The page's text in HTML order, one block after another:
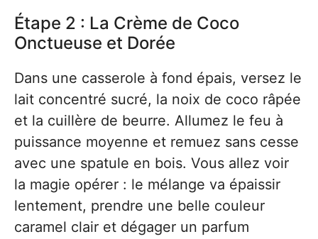
Étape 2 : La Crème de Coco
Onctueuse et Dorée
Dans une casserole à fond épais, versez le
lait concentré sucré, la noix de coco râpée
et la cuillère de beurre. Allumez le feu à
puissance moyenne et remuez sans cesse
avec une spatule en bois. Vous allez voir
la magie opérer : le mélange va épaissir
lentement, prendre une belle couleur
caramel clair et dégager un parfum